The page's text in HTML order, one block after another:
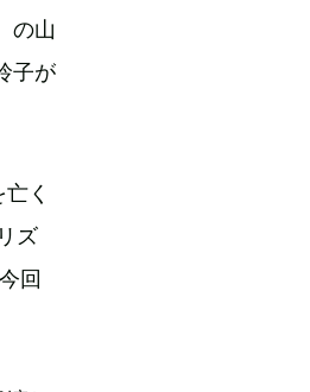
の山
子が
く
ズ
回